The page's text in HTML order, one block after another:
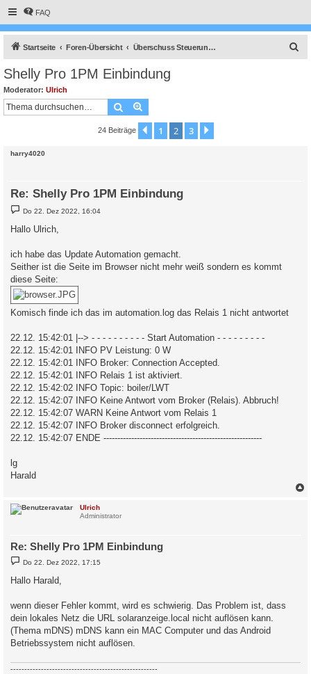
FAQ
Startseite Foren-Übersicht Überschuss Steuerung, Anlagenüberwachung, Anbindung an die Heizung, API Schnittstelle und vieles Andere mehr.
Shelly Pro 1PM Einbindung
Moderator: Ulrich
Suche
24 Beiträge Vorherige
1 2 3
harry4020
Re: Shelly Pro 1PM Einbindung
B
e
i
t
g
Do 22. Dez 2022, 16:04
Hallo Ulrich,
ich habe das Update Automation gemacht.
Seither ist die Seite im Browser nicht mehr weiß sondern es kommt
diese Seite:
Komisch finde ich das im automation.log das Relais 1 nicht antwortet
22.12. 15:42:01 |--> - - - - - - - - - - Start Automation - - - - - - - - -
22.12. 15:42:01 INFO PV Leistung: 0 W
22.12. 15:42:01 INFO Broker: Connection Accepted.
22.12. 15:42:01 INFO Relais 1 ist aktiviert.
22.12. 15:42:02 INFO Topic: boiler/LWT
22.12. 15:42:07 INFO Keine Antwort vom Broker (Relais). Abbruch!
22.12. 15:42:07 WARN Keine Antwort vom Relais 1
22.12. 15:42:07 INFO Broker disconnect erfolgreich.
22.12. 15:42:07 ENDE ---------------------------------------------------------
lg
Harald
Ulrich
Administrator
Re: Shelly Pro 1PM Einbindung
B
e
i
t
g
Do 22. Dez 2022, 17:15
Hallo Harald,
wenn dieser Fehler kommt, wird es schwierig. Das Problem ist, dass
dein lokales Netz die URL solaranzeige.local nicht auflösen kann.
(Thema mDNS) mDNS kann ein MAC Computer und das Android
Betriebssystem nicht auflösen.
-----------------------------------------------------